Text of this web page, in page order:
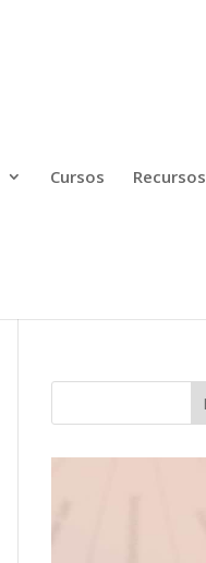
Cursos Recursos